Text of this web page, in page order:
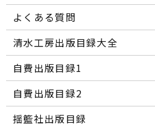
よくある質問
清水工房出版目録大全
自費出版目録1
自費出版目録2
揺籃社出版目録